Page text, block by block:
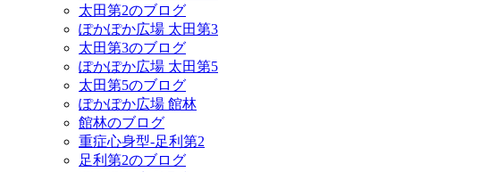
太田第2のブログ
ぽかぽか広場 太田第3
太田第3のブログ
ぽかぽか広場 太田第5
太田第5のブログ
ぽかぽか広場 館林
館林のブログ
重症心身型-足利第2
足利第2のブログ